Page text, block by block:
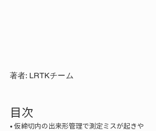
著者: LRTKチーム
目次
• 仮締切内の出来形管理で測定ミスが起きや